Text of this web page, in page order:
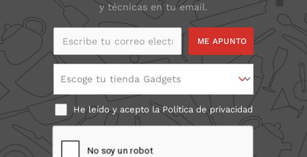
y técnicas en tu email.
Escribe tu correo
Escoge tu tienda Gadgets
He leído y acepto laPolítica de privacidad